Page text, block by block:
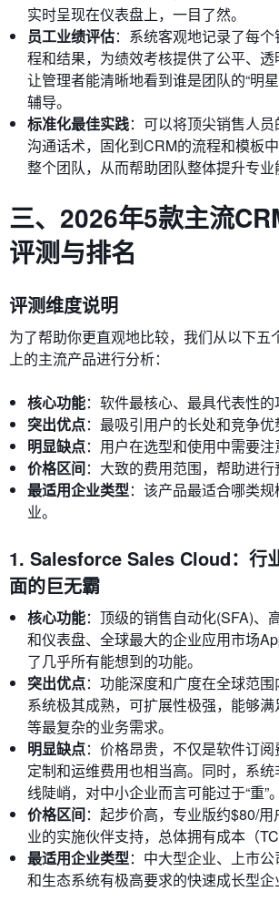
实时呈现在仪表盘上，一目了然。
员工业绩评估：系统客观地记录了每
程和结果，为绩效考核提供了公平、
让管理者能清晰地看到谁是团队的“明
辅导。
标准化最佳实践：可以将顶尖销售人
沟通话术，固化到CRM的流程和模板
整个团队，从而帮助团队整体提升专业
三、2026年5款主流
评测与排名
评测维度说明
为了帮助你更直观地比较，我们从以下五
上的主流产品进行分析：
核心功能：软件最核心、最具代表性的
突出优点：最吸引用户的长处和竞争优
明显缺点：用户在选型和使用中需要注
价格区间：大致的费用范围，帮助进行
最适用企业类型：该产品最适合哪类
业。
1. Salesforce Sales Cloud：行
面的巨无霸
核心功能：顶级的销售自动化(SFA)、
和仪表盘、全球最大的企业应用市场
了几乎所有能想到的功能。
突出优点：功能深度和广度在全球范
系统极其成熟，可扩展性极强，能够
等最复杂的业务需求。
明显缺点：价格昂贵，不仅是软件订阅
定制和运维费用也相当高。同时，系
线陡峭，对中小企业而言可能过于“重”。
价格区间：起步价高，专业版约$80/
业的实施伙伴支持，总体拥有成本（
最适用企业类型：中大型企业、上市
和生态系统有极高要求的快速成长型企